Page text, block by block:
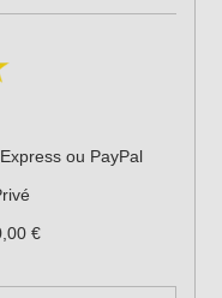
ou PayPal
€